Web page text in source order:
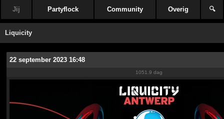
Jij Partyflock Community Overig 🔍
Liquicity
22 september 2023 16:48
1051.9 dag